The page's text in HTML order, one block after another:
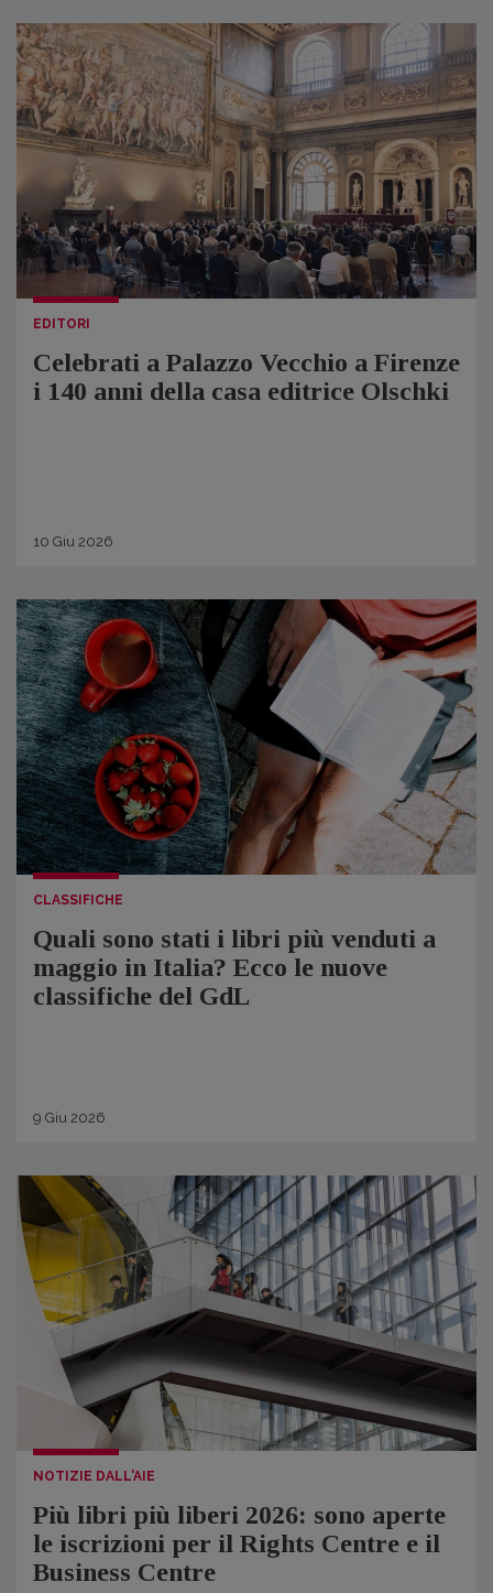
EDITORI
Celebrati a Palazzo Vecchio a Firenze
i 140 anni della casa editrice Olschki
10 Giu 2026
CLASSIFICHE
Quali sono stati i libri più venduti a
maggio in Italia? Ecco le nuove
classifiche del GdL
9 Giu 2026
NOTIZIE DALL'AIE
Più libri più liberi 2026: sono aperte
le iscrizioni per il Rights Centre e il
Business Centre